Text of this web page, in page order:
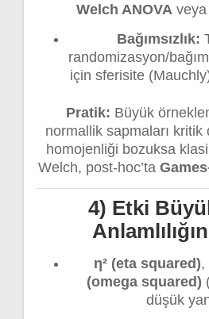
Welch ANOVA
Bağımsızlık:
randomizasyon/
için sferisite
Pratik: Büyük
normallik sapmaları kritik
homojenliği bozuksa
Welch, post-hoc’ta
4) Etki
η² (eta squared),
(omega squared)
düşük